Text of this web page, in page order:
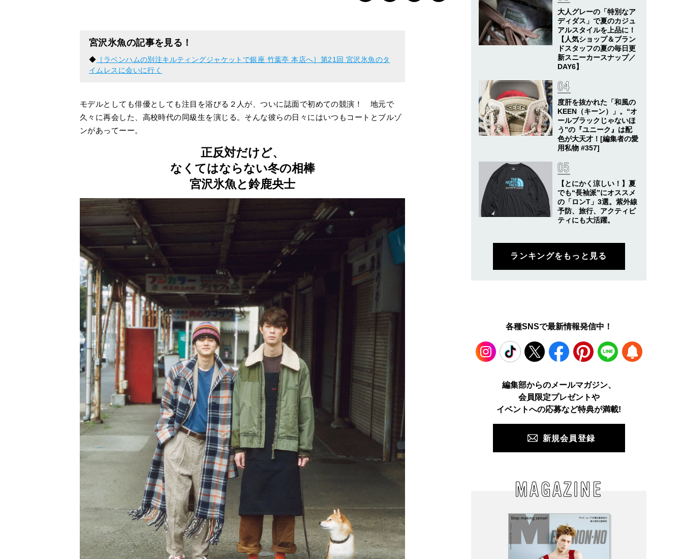
宮沢氷魚の記事を見る！
◆ ［ラベンハムの別注キルティングジャケットで銀座 竹葉亭 本店へ］第21回 宮沢氷魚のタ
イムレスに会いに行く
モデルとしても俳優としても注目を浴びる２人が、ついに誌面で初めての競演！ 地元で
久々に再会した、高校時代の同級生を演じる。そんな彼らの日々にはいつもコートとブルゾ
ンがあってーー。
正反対だけど、
なくてはならない冬の相棒
宮沢氷魚と鈴鹿央士
大人グレーの「特別なア
ディダス」で夏のカジュ
アルスタイルを上品に！
【人気ショップ＆ブラン
ドスタッフの夏の毎日更
新スニーカースナップ／
DAY6】
度肝を抜かれた「和風の
KEEN（キーン）」。“オ
ールブラックじゃないほ
う”の『ユニーク』は配
色が大天才！[編集者の愛
用私物 #357]
【とにかく涼しい！】夏
でも“長袖派”にオススメ
の「ロンT」3選。紫外線
予防、旅行、アクティビ
ティにも大活躍。
ランキングをもっと見る
各種SNSで最新情報発信中！
TikTok Facebook Pinterest LINE
編集部からのメールマガジン、
会員限定プレゼントや
イベントへの応募など特典が満載!
新規会員登録
MAGAZINE